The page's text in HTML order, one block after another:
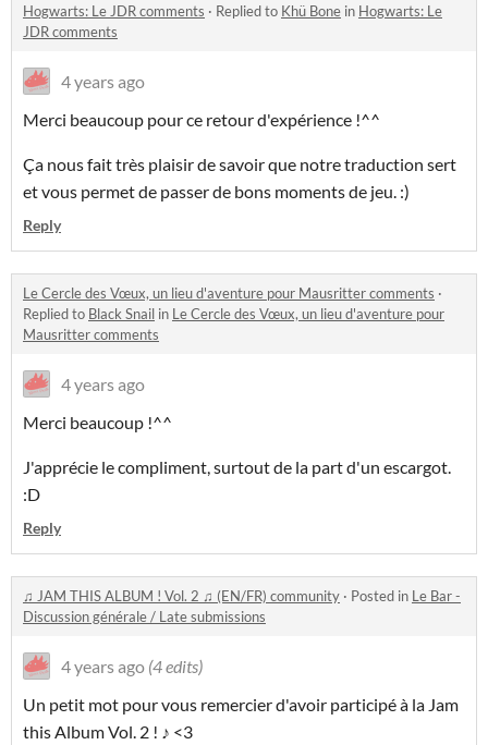
Hogwarts: Le JDR comments · Replied to Khü Bone in Hogwarts: Le
JDR comments
4 years ago
Merci beaucoup pour ce retour d'expérience !^^
Ça nous fait très plaisir de savoir que notre traduction sert
et vous permet de passer de bons moments de jeu. :)
Reply
Le Cercle des Vœux, un lieu d'aventure pour Mausritter comments ·
Replied to Black Snail in Le Cercle des Vœux, un lieu d'aventure pour
Mausritter comments
4 years ago
Merci beaucoup !^^
J'apprécie le compliment, surtout de la part d'un escargot.
:D
Reply
♫ JAM THIS ALBUM ! Vol. 2 ♫ (EN/FR) community · Posted in Le Bar -
Discussion générale / Late submissions
4 years ago (4 edits)
Un petit mot pour vous remercier d'avoir participé à la Jam
this Album Vol. 2 ! ♪ <3